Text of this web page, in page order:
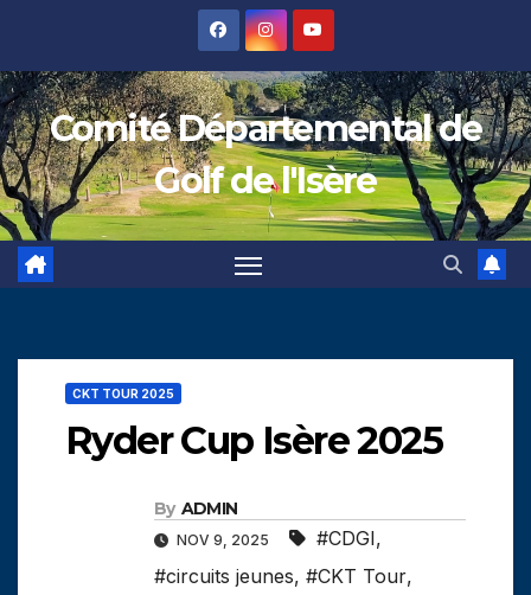
content
Comité Départemental de
Golf de l'Isère
CKT TOUR 2025
Ryder Cup Isère 2025
By ADMIN
NOV 9, 2025 #CDGI,
#circuits jeunes, #CKT Tour,